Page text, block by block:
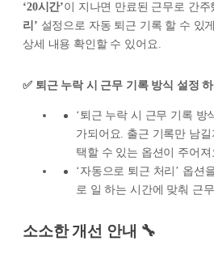
‘20시간’이 지나면 만료된 근무로 간주
리’ 설정으로 자동 퇴근 기록 할 수 있
상세 내용 확인할 수 있어요.
✅ 퇴근 누락 시 근무 기록 방식 설정
‘퇴근 누락 시 근무 기록 방
가되어요. 출근 기록만 남
택할 수 있는 옵션이 주어져
‘자동으로 퇴근 처리’ 옵션
로 일 하는 시간에 맞춰 근
소소한 개선 안내 🔧